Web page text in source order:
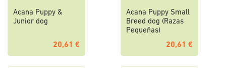
Acana Puppy &
Junior dog
20,61 €
Acana Puppy Small
Breed dog (Razas
Pequeñas)
20,61 €